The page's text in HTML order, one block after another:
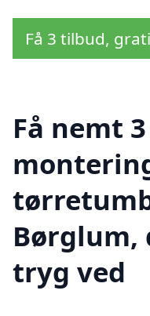
Få 3 tilbud,
Få nemt
tryg ved